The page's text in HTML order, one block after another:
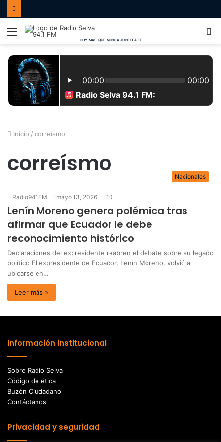
Menú
Inicio / correísmo
correísmo Nacionales
Radio941FM mayo 13, 2026 10
Lenín Moreno genera polémica tras
afirmar que Ecuador le debe
reconocimiento histórico
Declaraciones del expresidente reabren el debate sobre su legado
político El expresidente de Ecuador, Lenín Moreno, volvió a
ubicarse en…
Leer más »
Información institucional
Sobre Radio Selva
Código de ética
Buzón Ciudadano
Contáctanos
Privacidad y seguridad